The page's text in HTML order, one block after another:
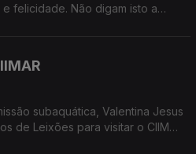
felicidade. Não digam isto a
subaquática, Valentina Jesus
de Leixões para visitar o CIIMAR